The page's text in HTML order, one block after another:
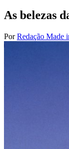
As belezas
PorRedação Made